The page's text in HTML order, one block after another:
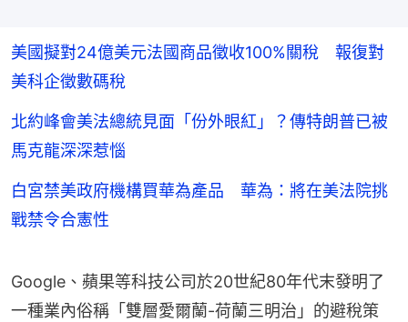
美國擬對24億美元法國商品徵收100%關稅 報復對
美科企徵數碼稅
北約峰會美法總統見面「份外眼紅」？傳特朗普已被
馬克龍深深惹惱
白宮禁美政府機構買華為產品 華為：將在美法院挑
戰禁令合憲性
Google、蘋果等科技公司於20世紀80年代末發明了
一種業內俗稱「雙層愛爾蘭-荷蘭三明治」的避稅策